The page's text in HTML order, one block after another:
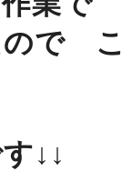
ので
↓↓